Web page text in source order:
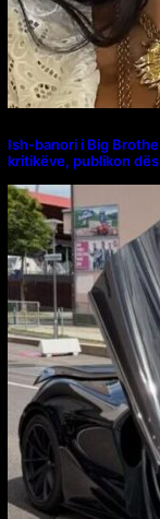
Ish-banori i Big
kritikëve, publikon